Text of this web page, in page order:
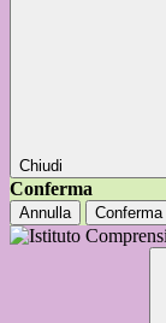
Chiudi
Conferma
Annulla Conferma